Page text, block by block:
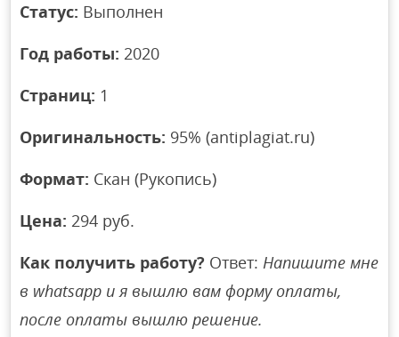
Статус: Выполнен
Год работы: 2020
Страниц: 1
Оригинальность: 95% (antiplagiat.ru)
Формат: Скан (Рукопись)
Цена: 294 руб.
Как получить работу? Ответ:Напишите мне
в whatsapp и я вышлю вам форму оплаты,
после оплаты вышлю решение.